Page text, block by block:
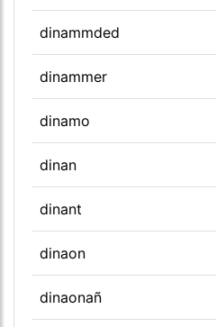
dinammded
dinammer
dinamo
dinan
dinant
dinaon
dinaonañ